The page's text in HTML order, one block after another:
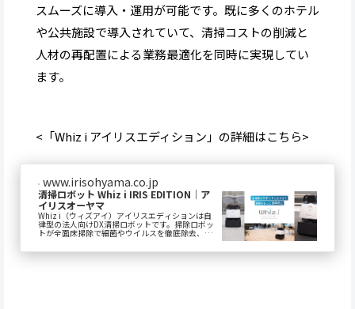
スムーズに導入・運用が可能です。既に多くのホテル
や公共施設で導入されていて、清掃コストの削減と
人材の再配置による業務最適化を同時に実現してい
ます。
<「Whiz i アイリスエディション」の詳細はこちら>
清掃ロボット Whiz i IRIS EDITION｜ア
イリスオーヤマ
Whiz i（ウィズアイ）アイリスエディションは自
律型の法人向けDX清掃ロボットです。掃除ロボッ
トが全面床掃除で細菌やウイルスを徹底除去、確
かな性能による吸塵・吸引力で空気中の浮遊菌
も...
www.irisohyama.co.jp